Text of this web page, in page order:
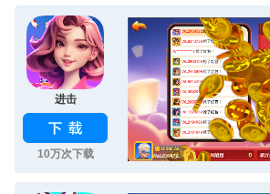
进击
10万次下载